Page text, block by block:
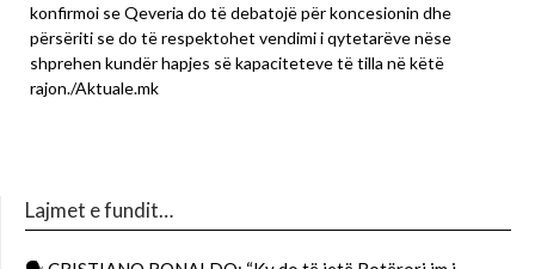
konfirmoi se Qeveria do të debatojë për koncesionin dhe
përsëriti se do të respektohet vendimi i qytetarëve nëse
shprehen kundër hapjes së kapaciteteve të tilla në këtë
rajon./Aktuale.mk
Lajmet e fundit…